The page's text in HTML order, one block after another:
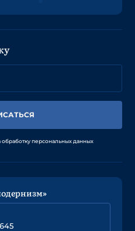
обработку персональных данных